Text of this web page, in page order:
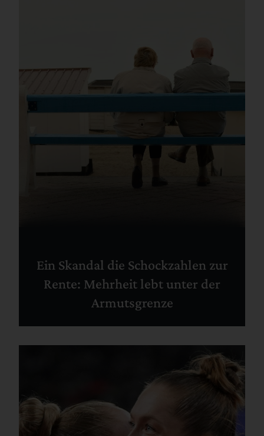
Ein Skandal die Schockzahlen zur
Rente: Mehrheit lebt unter der
Armutsgrenze